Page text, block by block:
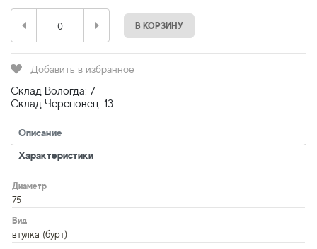
В КОРЗИНУ
Добавить в избранное
Склад Вологда: 7
Склад Череповец: 13
Описание
Характеристики
Диаметр
75
Вид
втулка (бурт)